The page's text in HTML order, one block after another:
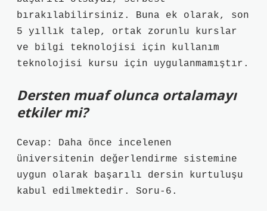
bırakılabilirsiniz. Buna ek olarak, son
5 yıllık talep, ortak zorunlu kurslar
ve bilgi teknolojisi için kullanım
teknolojisi kursu için uygulanmamıştır.
Dersten muaf olunca ortalamayı
etkiler mi?
Cevap: Daha önce incelenen
üniversitenin değerlendirme sistemine
uygun olarak başarılı dersin kurtuluşu
kabul edilmektedir. Soru-6.